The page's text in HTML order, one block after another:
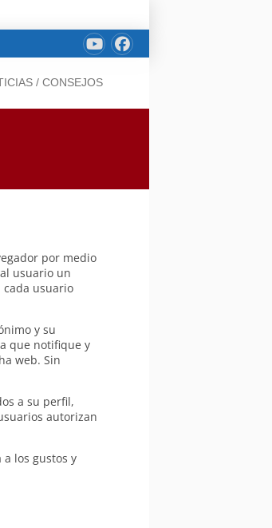
/ CONSEJOS
por medio
usuario un
cada usuario
y su
que notifique y
web. Sin
a su perfil,
autorizan
los gustos y